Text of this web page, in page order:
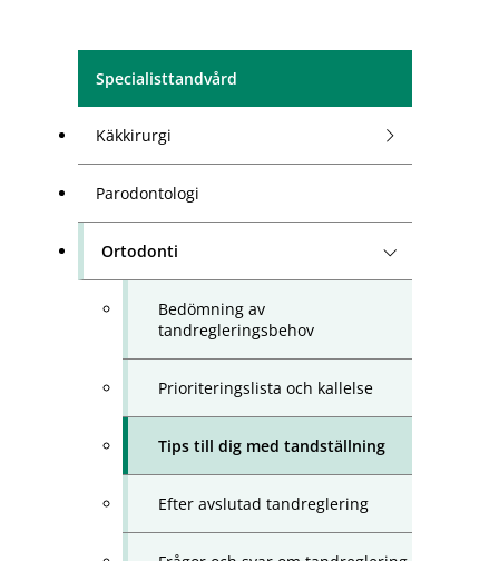
Specialisttandvård
Käkkirurgi
Parodontologi
Ortodonti
Bedömning av
tandregleringsbehov
Prioriteringslista och kallelse
Tips till dig med tandställning
Efter avslutad tandreglering